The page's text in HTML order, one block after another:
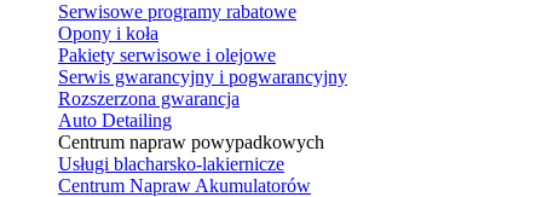
Serwisowe programy rabatowe
Opony i koła
Pakiety serwisowe i olejowe
Serwis gwarancyjny i pogwarancyjny
Rozszerzona gwarancja
Auto Detailing
Centrum napraw powypadkowych
Usługi blacharsko-lakiernicze
Centrum Napraw Akumulatorów